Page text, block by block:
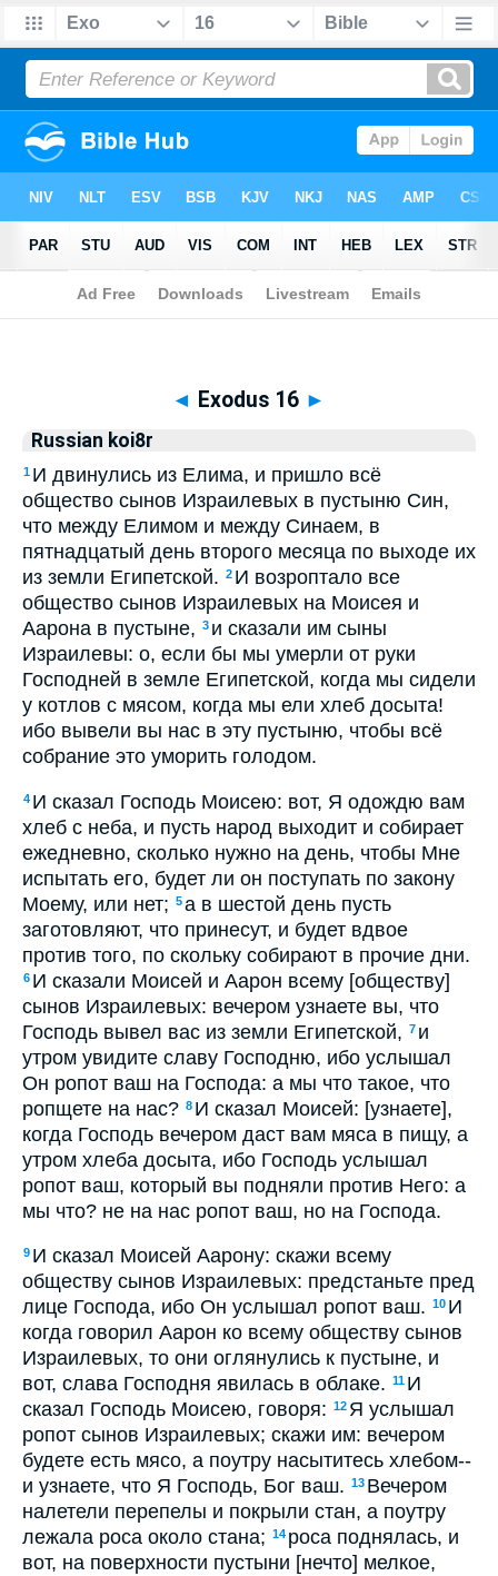
Biblia > Russian koi8r > Exodus 16
◄ Exodus 16 ►
Russian koi8r
1 И двинулись из Елима, и пришло всё
общество сынов Израилевых в пустыню Син,
что между Елимом и между Синаем, в
пятнадцатый день второго месяца по выходе их
из земли Египетской. 2 И возроптало все
общество сынов Израилевых на Моисея и
Аарона в пустыне, 3 и сказали им сыны
Израилевы: о, если бы мы умерли от руки
Господней в земле Египетской, когда мы сидели
у котлов с мясом, когда мы ели хлеб досыта!
ибо вывели вы нас в эту пустыню, чтобы всё
собрание это уморить голодом.
4 И сказал Господь Моисею: вот, Я одождю вам
хлеб с неба, и пусть народ выходит и собирает
ежедневно, сколько нужно на день, чтобы Мне
испытать его, будет ли он поступать по закону
Моему, или нет; 5а в шестой день пусть
заготовляют, что принесут, и будет вдвое
против того, по скольку собирают в прочие дни.
6 И сказали Моисей и Аарон всему [обществу]
сынов Израилевых: вечером узнаете вы, что
Господь вывел вас из земли Египетской, 7 и
утром увидите славу Господню, ибо услышал
Он ропот ваш на Господа: а мы что такое, что
ропщете на нас? 8 И сказал Моисей: [узнаете],
когда Господь вечером даст вам мяса в пищу, а
утром хлеба досыта, ибо Господь услышал
ропот ваш, который вы подняли против Него: а
мы что? не на нас ропот ваш, но на Господа.
9 И сказал Моисей Аарону: скажи всему
обществу сынов Израилевых: предстаньте пред
лице Господа, ибо Он услышал ропот ваш. 10 И
когда говорил Аарон ко всему обществу сынов
Израилевых, то они оглянулись к пустыне, и
вот, слава Господня явилась в облаке. 11 И
сказал Господь Моисею, говоря: 12 Я услышал
ропот сынов Израилевых; скажи им: вечером
будете есть мясо, а поутру насытитесь хлебом--
и узнаете, что Я Господь, Бог ваш. 13 Вечером
налетели перепелы и покрыли стан, а поутру
лежала роса около стана; 14 роса поднялась, и
вот, на поверхности пустыни [нечто] мелкое,